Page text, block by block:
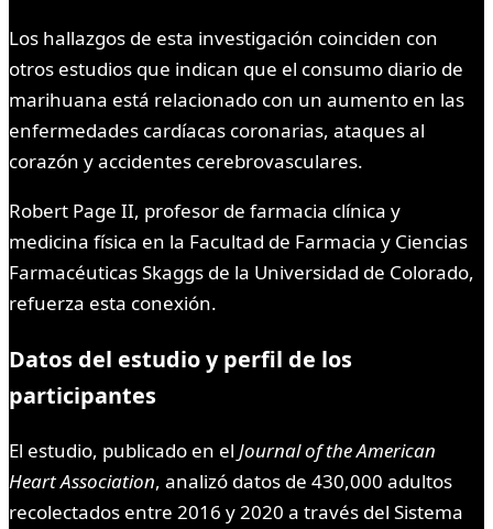
Los hallazgos de esta investigación coinciden con
otros estudios que indican que el consumo diario de
marihuana está relacionado con un aumento en las
enfermedades cardíacas coronarias, ataques al
corazón y accidentes cerebrovasculares.
Robert Page II, profesor de farmacia clínica y
medicina física en la Facultad de Farmacia y Ciencias
Farmacéuticas Skaggs de la Universidad de Colorado,
refuerza esta conexión.
Datos del estudio y perfil de los
participantes
El estudio, publicado en el Journal of the American
Heart Association, analizó datos de 430,000 adultos
recolectados entre 2016 y 2020 a través del Sistema